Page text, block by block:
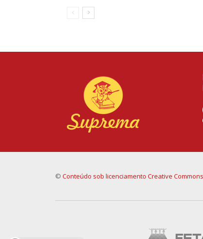
© Conteúdo sob licenciamento Creative